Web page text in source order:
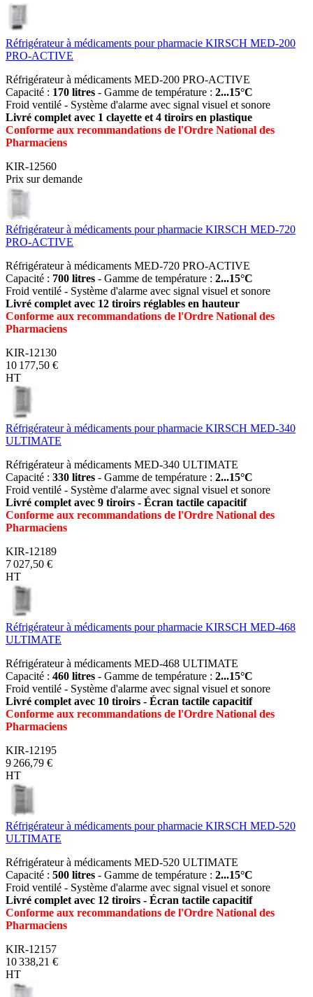
Réfrigérateur à médicaments pour pharmacie KIRSCH MED-200
PRO-ACTIVE
Réfrigérateur à médicaments MED-200 PRO-ACTIVE
Capacité : 170 litres - Gamme de température : 2...15°C
Froid ventilé - Système d'alarme avec signal visuel et sonore
Livré complet avec 1 clayette et 4 tiroirs en plastique
Conforme aux recommandations de l'Ordre National des
Pharmaciens
KIR-12560
Prix sur demande
Réfrigérateur à médicaments pour pharmacie KIRSCH MED-720
PRO-ACTIVE
Réfrigérateur à médicaments MED-720 PRO-ACTIVE
Capacité : 700 litres - Gamme de température : 2...15°C
Froid ventilé - Système d'alarme avec signal visuel et sonore
Livré complet avec 12 tiroirs réglables en hauteur
Conforme aux recommandations de l'Ordre National des
Pharmaciens
KIR-12130
10 177,50 €
HT
Réfrigérateur à médicaments pour pharmacie KIRSCH MED-340
ULTIMATE
Réfrigérateur à médicaments MED-340 ULTIMATE
Capacité : 330 litres - Gamme de température : 2...15°C
Froid ventilé - Système d'alarme avec signal visuel et sonore
Livré complet avec 9 tiroirs - Écran tactile capacitif
Conforme aux recommandations de l'Ordre National des
Pharmaciens
KIR-12189
7 027,50 €
HT
Réfrigérateur à médicaments pour pharmacie KIRSCH MED-468
ULTIMATE
Réfrigérateur à médicaments MED-468 ULTIMATE
Capacité : 460 litres - Gamme de température : 2...15°C
Froid ventilé - Système d'alarme avec signal visuel et sonore
Livré complet avec 10 tiroirs - Écran tactile capacitif
Conforme aux recommandations de l'Ordre National des
Pharmaciens
KIR-12195
9 266,79 €
HT
Réfrigérateur à médicaments pour pharmacie KIRSCH MED-520
ULTIMATE
Réfrigérateur à médicaments MED-520 ULTIMATE
Capacité : 500 litres - Gamme de température : 2...15°C
Froid ventilé - Système d'alarme avec signal visuel et sonore
Livré complet avec 12 tiroirs - Écran tactile capacitif
Conforme aux recommandations de l'Ordre National des
Pharmaciens
KIR-12157
10 338,21 €
HT